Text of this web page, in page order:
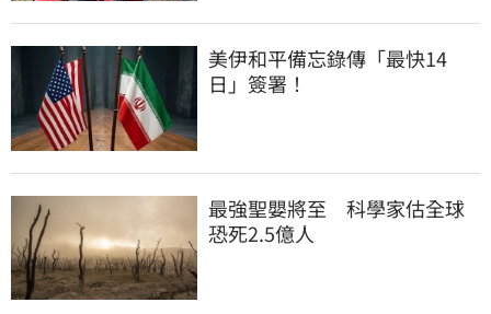
美伊和平備忘錄傳「最快14
日」簽署！
最強聖嬰將至　科學家估全球
恐死2.5億人